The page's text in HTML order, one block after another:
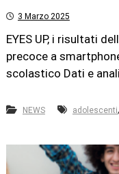
3 Marzo 2025
EYES UP, i risultati
precoce a
scolastico Dati e
NEWS adolescenti,